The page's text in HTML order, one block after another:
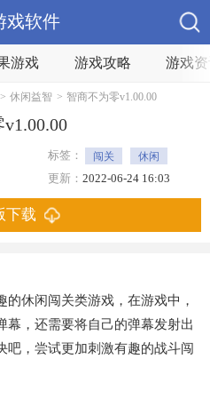
戏软件
游戏 游戏攻略 游戏
> 休闲益智 > 智商不为零v1.00.00
标签： 闯关
休闲
益智
更新： 2022-06-24 16:03
下载
休闲闯关类游戏，在游戏中，
幕，还需要将自己的弹幕发射出
吧，尝试更加刺激有趣的战斗闯